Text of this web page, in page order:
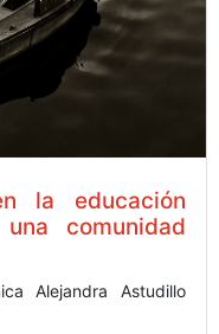
la educación
comunidad
Alejandra Astudillo